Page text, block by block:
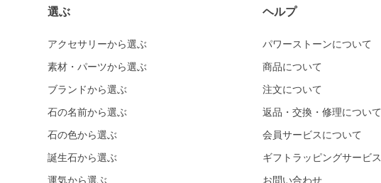
選ぶ
アクセサリーから選ぶ
素材・パーツから選ぶ
ブランドから選ぶ
石の名前から選ぶ
石の色から選ぶ
誕生石から選ぶ
運気から選ぶ
ヘルプ
パワーストーンについて
商品について
注文について
返品・交換・修理について
会員サービスについて
ギフトラッピングサービス
お問い合わせ